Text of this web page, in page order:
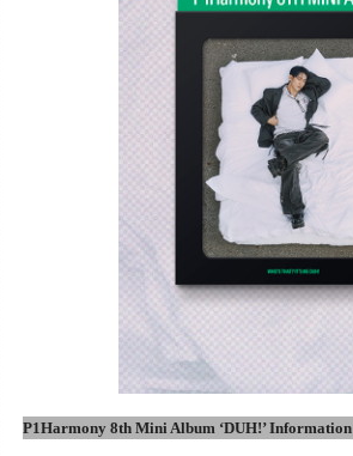
P1Harmony 8th Mini Album ‘DUH!’ Information